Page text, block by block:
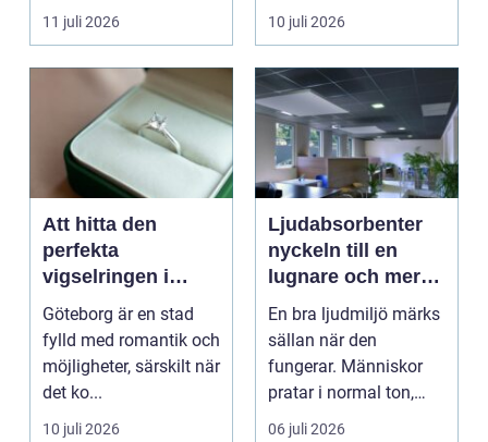
11 juli 2026
välmående i liv...
10 juli 2026
Att hitta den
perfekta
vigselringen i
Göteborg
Göteborg är en stad
fylld med romantik och
möjligheter, särskilt när
det ko...
10 juli 2026
Ljudabsorbenter
nyckeln till en
lugnare och mer
fokusvänlig
ljudmiljö
En bra ljudmiljö märks
sällan när den
fungerar. Människor
pratar i normal ton,
hjärnan slipper sorte...
06 juli 2026